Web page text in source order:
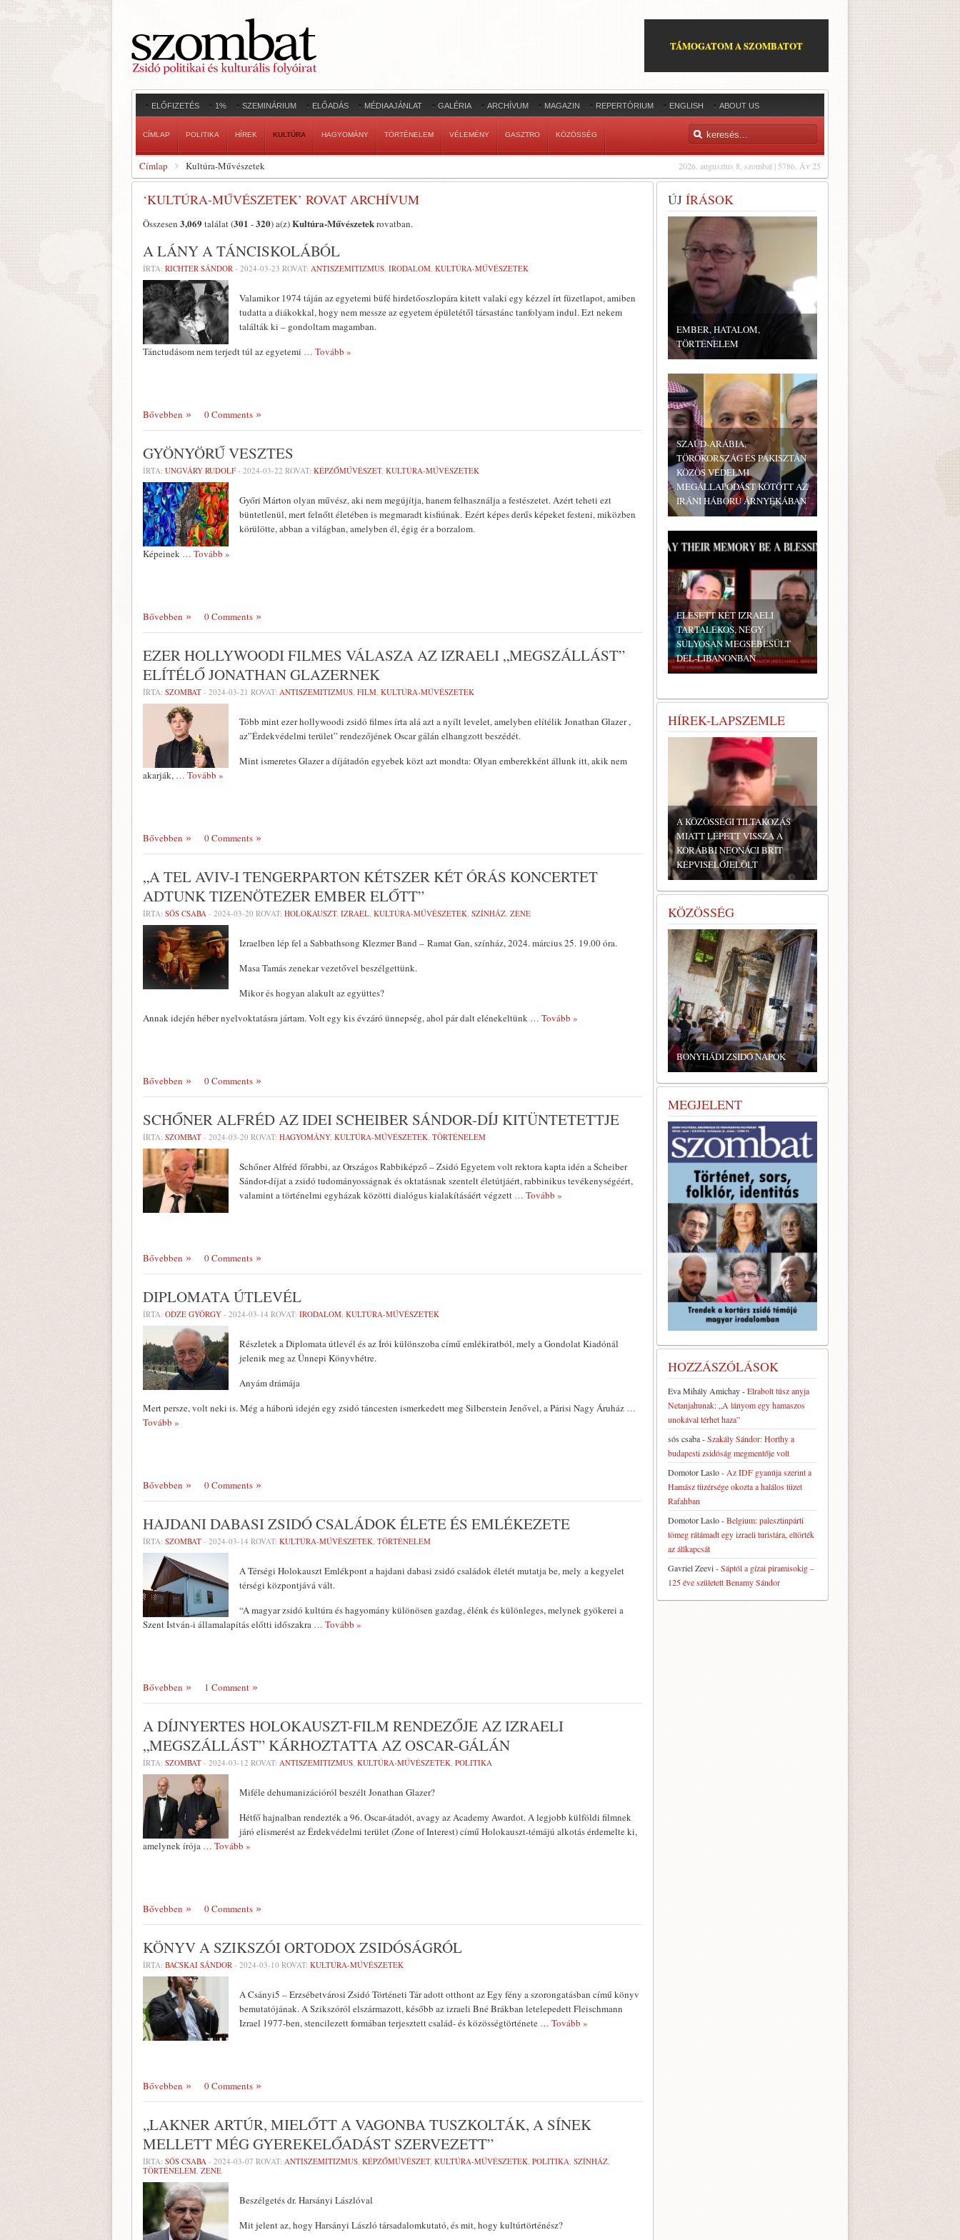
TÁMOGATOM A SZOMBATOT
ELŐFIZETÉS 1% SZEMINÁRIUM ELŐADÁS MÉDIAAJÁNLAT GALÉRIA ARCHÍVUM MAGAZIN REPERTÓRIUM ENGLISH ABOUT US
CÍMLAP POLITIKA HÍREK KULTÚRA HAGYOMÁNY TÖRTÉNELEM VÉLEMÉNY GASZTRO KÖZÖSSÉG
2026. augusztus 8, szombat | 5786. Áv 25
Címlap Kultúra-Művészetek
‘KULTÚRA-MŰVÉSZETEK’ ROVAT ARCHÍVUM
Összesen 3,069 találat (301 -320) a(z)Kultúra-Művészetekrovatban.
A LÁNY A TÁNCISKOLÁBÓL
ÍRTA: RICHTER SÁNDOR - 2024-03-23 ROVAT: ANTISZEMITIZMUS, IRODALOM, KULTÚRA-MŰVÉSZETEK
Valamikor 1974 táján az egyetemi büfé hirdetőoszlopára kitett valaki egy kézzel írt füzetlapot, amiben
tudatta a diákokkal, hogy nem messze az egyetem épületétől társastánc tanfolyam indul. Ezt nekem
találták ki – gondoltam magamban.
Tánctudásom nem terjedt túl az egyetemi … Tovább »
Bővebben 0 Comments
GYÖNYÖRŰ VESZTES
ÍRTA: UNGVÁRY RUDOLF - 2024-03-22 ROVAT: KÉPZŐMŰVÉSZET, KULTÚRA-MŰVÉSZETEK
Győri Márton olyan művész, aki nem megújítja, hanem felhasználja a festészetet. Azért teheti ezt
büntetlenül, mert felnőtt életében is megmaradt kisfiúnak. Ezért képes derűs képeket festeni, miközben
körülötte, abban a világban, amelyben él, égig ér a borzalom.
Képeinek … Tovább »
Bővebben 0 Comments
EZER HOLLYWOODI FILMES VÁLASZA AZ IZRAELI „MEGSZÁLLÁST”
ELÍTÉLŐ JONATHAN GLAZERNEK
ÍRTA: SZOMBAT - 2024-03-21 ROVAT: ANTISZEMITIZMUS, FILM, KULTÚRA-MŰVÉSZETEK
Több mint ezer hollywoodi zsidó filmes írta alá azt a nyílt levelet, amelyben elítélik Jonathan Glazer ,
az”Érdekvédelmi terület” rendezőjének Oscar gálán elhangzott beszédét.
Mint ismeretes Glazer a díjátadón egyebek közt azt mondta: Olyan emberekként állunk itt, akik nem
akarják, … Tovább »
Bővebben 0 Comments
„A TEL AVIV-I TENGERPARTON KÉTSZER KÉT ÓRÁS KONCERTET
ADTUNK TIZENÖTEZER EMBER ELŐTT”
ÍRTA: SÓS CSABA - 2024-03-20 ROVAT: HOLOKAUSZT, IZRAEL, KULTÚRA-MŰVÉSZETEK, SZÍNHÁZ, ZENE
Izraelben lép fel a Sabbathsong Klezmer Band – Ramat Gan, színház, 2024. március 25. 19.00 óra.
Masa Tamás zenekar vezetővel beszélgettünk.
Mikor és hogyan alakult az együttes?
Annak idején héber nyelvoktatásra jártam. Volt egy kis évzáró ünnepség, ahol pár dalt elénekeltünk … Tovább »
Bővebben 0 Comments
SCHŐNER ALFRÉD AZ IDEI SCHEIBER SÁNDOR-DÍJ KITÜNTETETTJE
ÍRTA: SZOMBAT - 2024-03-20 ROVAT: HAGYOMÁNY, KULTÚRA-MŰVÉSZETEK, TÖRTÉNELEM
Schőner Alfréd főrabbi, az Országos Rabbiképző – Zsidó Egyetem volt rektora kapta idén a Scheiber
Sándor-díjat a zsidó tudományosságnak és oktatásnak szentelt életútjáért, rabbinikus tevékenységéért,
valamint a történelmi egyházak közötti dialógus kialakításáért végzett … Tovább »
Bővebben 0 Comments
DIPLOMATA ÚTLEVÉL
ÍRTA: ODZE GYÖRGY - 2024-03-14 ROVAT: IRODALOM, KULTÚRA-MŰVÉSZETEK
Részletek a Diplomata útlevél és az Írói különszoba című emlékiratból, mely a Gondolat Kiadónál
jelenik meg az Ünnepi Könyvhétre.
Anyám drámája
Mert persze, volt neki is. Még a háború idején egy zsidó táncesten ismerkedett meg Silberstein Jenővel, a Párisi Nagy Áruház …
Tovább »
Bővebben 0 Comments
HAJDANI DABASI ZSIDÓ CSALÁDOK ÉLETE ÉS EMLÉKEZETE
ÍRTA: SZOMBAT - 2024-03-14 ROVAT: KULTÚRA-MŰVÉSZETEK, TÖRTÉNELEM
A Térségi Holokauszt Emlékpont a hajdani dabasi zsidó családok életét mutatja be, mely a kegyelet
térségi központjává vált.
“A magyar zsidó kultúra és hagyomány különösen gazdag, élénk és különleges, melynek gyökerei a
Szent István-i államalapítás előtti időszakra … Tovább »
Bővebben 1 Comment
A DÍJNYERTES HOLOKAUSZT-FILM RENDEZŐJE AZ IZRAELI
„MEGSZÁLLÁST” KÁRHOZTATTA AZ OSCAR-GÁLÁN
ÍRTA: SZOMBAT - 2024-03-12 ROVAT: ANTISZEMITIZMUS, KULTÚRA-MŰVÉSZETEK, POLITIKA
Miféle dehumanizációról beszélt Jonathan Glazer?
Hétfő hajnalban rendezték a 96. Oscar-átadót, avagy az Academy Awardot. A legjobb külföldi filmnek
járó elismerést az Érdekvédelmi terület (Zone of Interest) című Holokauszt-témájú alkotás érdemelte ki,
amelynek írója … Tovább »
Bővebben 0 Comments
KÖNYV A SZIKSZÓI ORTODOX ZSIDÓSÁGRÓL
ÍRTA: BACSKAI SÁNDOR - 2024-03-10 ROVAT: KULTÚRA-MŰVÉSZETEK
A Csányi5 – Erzsébetvárosi Zsidó Történeti Tár adott otthont az Egy fény a szorongatásban című könyv
bemutatójának. A Szikszóról elszármazott, később az izraeli Bné Brákban letelepedett Fleischmann
Izrael 1977-ben, stencilezett formában terjesztett család- és közösségtörténete … Tovább »
Bővebben 0 Comments
„LAKNER ARTÚR, MIELŐTT A VAGONBA TUSZKOLTÁK, A SÍNEK
MELLETT MÉG GYEREKELŐADÁST SZERVEZETT”
ÍRTA: SÓS CSABA - 2024-03-07 ROVAT: ANTISZEMITIZMUS, KÉPZŐMŰVÉSZET, KULTÚRA-MŰVÉSZETEK, POLITIKA, SZÍNHÁZ,
TÖRTÉNELEM, ZENE
Beszélgetés dr. Harsányi Lászlóval
Mit jelent az, hogy Harsányi László társadalomkutató, és mit, hogy kultúrtörténész?
ÚJ ÍRÁSOK
EMBER, HATALOM,
TÖRTÉNELEM
SZAÚD-ARÁBIA,
TÖRÖKORSZÁG ÉS PAKISZTÁN
KÖZÖS VÉDELMI
MEGÁLLAPODÁST KÖTÖTT AZ
IRÁNI HÁBORÚ ÁRNYÉKÁBAN
ELESETT KÉT IZRAELI
TARTALÉKOS, NÉGY
SÚLYOSAN MEGSEBESÜLT
DÉL-LIBANONBAN
HÍREK-LAPSZEMLE
A KÖZÖSSÉGI TILTAKOZÁS
MIATT LÉPETT VISSZA A
KORÁBBI NEONÁCI BRIT
KÉPVISELŐJELÖLT
KÖZÖSSÉG
BONYHÁDI ZSIDÓ NAPOK
MEGJELENT
HOZZÁSZÓLÁSOK
Eva Mihály Amichay-Elrabolt túsz anyja
Netanjahunak: „A lányom egy hamaszos
unokával térhet haza”
sós csaba-Szakály Sándor: Horthy a
budapesti zsidóság megmentője volt
Domotor Laslo- Az IDF gyanúja szerint a
Hamász tüzérsége okozta a halálos tüzet
Rafahban
Domotor Laslo-Belgium: palesztinpárti
tömeg rátámadt egy izraeli turistára, eltörték
az állkapcsát
Gavriel Zeevi-Sáptól a gízai piramisokig –
125 éve született Benamy Sándor